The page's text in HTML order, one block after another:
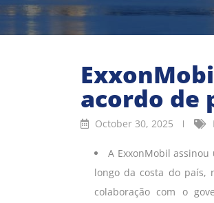
acordo de
October 30, 2025
A ExxonMobil
longo da costa do país,
colaboração com o